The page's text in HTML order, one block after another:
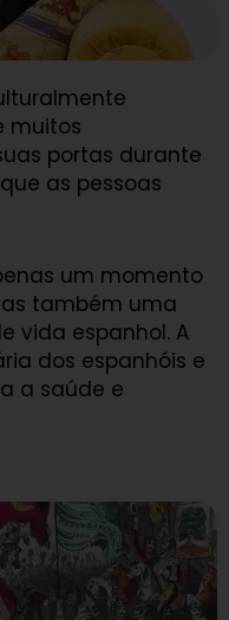
muitos
portas durante
as pessoas
um momento
também uma
vida espanhol. A
dos espanhóis e
a saúde e